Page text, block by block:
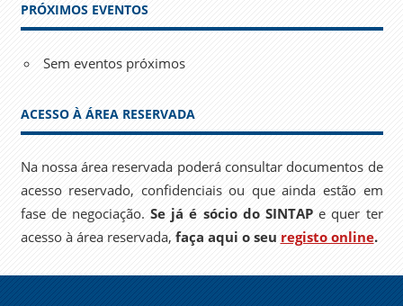
PRÓXIMOS EVENTOS
Sem eventos próximos
ACESSO À ÁREA RESERVADA
Na nossa área reservada poderá consultar documentos de
acesso reservado, confidenciais ou que ainda estão em
fase de negociação.Se já é sócio do SINTAPe quer ter
acesso à área reservada, faça aqui o seu registo online.